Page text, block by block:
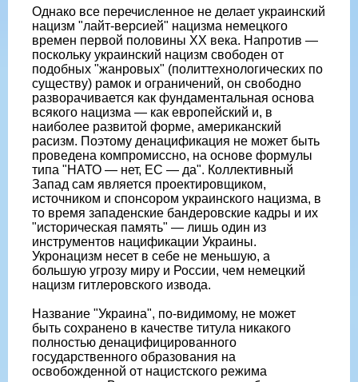
Однако все перечисленное не делает украинский
нацизм "лайт-версией" нацизма немецкого
времен первой половины ХХ века. Напротив —
поскольку украинский нацизм свободен от
подобных "жанровых" (политтехнологических по
существу) рамок и ограничений, он свободно
разворачивается как фундаментальная основа
всякого нацизма — как европейский и, в
наиболее развитой форме, американский
расизм. Поэтому денацификация не может быть
проведена компромиссно, на основе формулы
типа "НАТО — нет, ЕС — да". Коллективный
Запад сам является проектировщиком,
источником и спонсором украинского нацизма, в
то время западенские бандеровские кадры и их
"историческая память" — лишь один из
инструментов нацификации Украины.
Укронацизм несет в себе не меньшую, а
большую угрозу миру и России, чем немецкий
нацизм гитлеровского извода.
Название "Украина", по-видимому, не может
быть сохранено в качестве титула никакого
полностью денацифицированного
государственного образования на
освобожденной от нацистского режима